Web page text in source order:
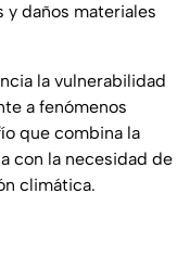
daños materiales
la vulnerabilidad
a fenómenos
que combina la
con la necesidad de
climática.